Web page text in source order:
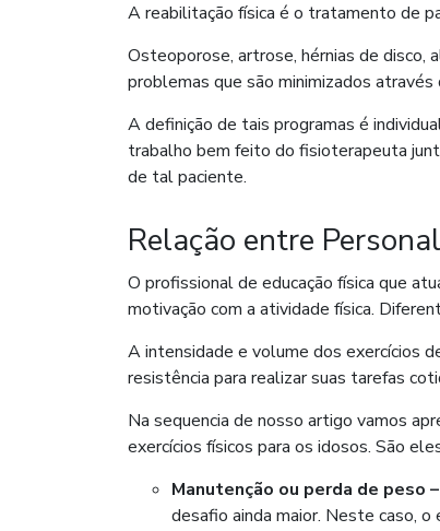
A reabilitação física é o tratamento de
Osteoporose, artrose, hérnias de disco,
problemas que são minimizados
A definição de tais programas é
trabalho bem feito do fisioterapeuta
de tal paciente.
Relação entre
O profissional de educação física que
motivação com a atividade física.
A intensidade e volume dos exercícios
resistência para realizar suas tarefas
Na sequencia de nosso artigo vamos
exercícios físicos para os idosos. São
Manutenção ou perda de peso –
desafio ainda maior. Neste caso,